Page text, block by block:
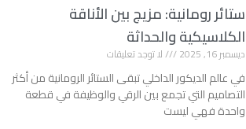
ستائر رومانية: مزيج بين الأناقة
الكلاسيكية والحداثة
ديسمبر 16, 2025 لا توجد تعليقات
في عالم الديكور الداخلي تبقى الستائر الرومانية من أكثر
التصاميم التي تجمع بين الرقي والوظيفة في قطعة
واحدة فهي ليست